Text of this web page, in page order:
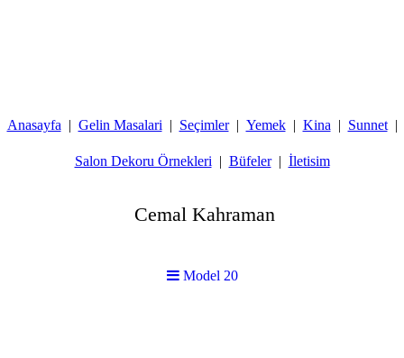
Anasayfa Gelin Masalari Seçimler Yemek Kina Sunnet
Salon Dekoru Örnekleri Büfeler İletisim
Cemal Kahraman
Model 20